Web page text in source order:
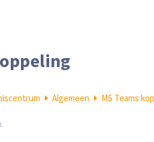
Algemeen MS Teams